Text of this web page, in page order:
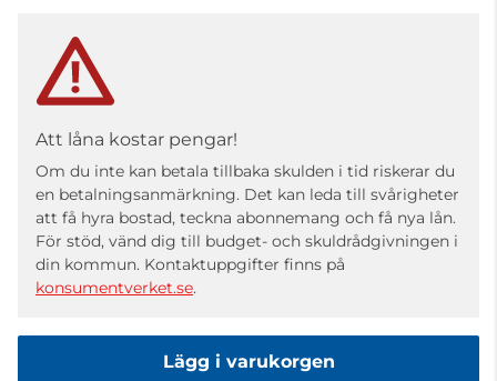
Att låna kostar pengar!
Om du inte kan betala tillbaka skulden i tid riskerar du
en betalningsanmärkning. Det kan leda till svårigheter
att få hyra bostad, teckna abonnemang och få nya lån.
För stöd, vänd dig till budget- och skuldrådgivningen i
din kommun. Kontaktuppgifter finns på
konsumentverket.se.
Lägg i varukorgen